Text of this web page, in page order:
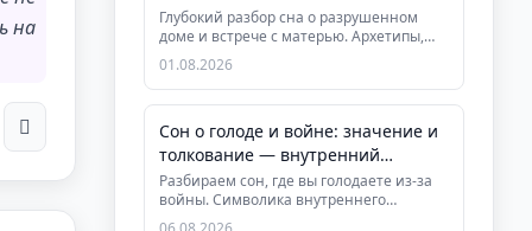
на
практика ОС
Глубокий разбор сна о разрушенном
доме и встрече с матерью. Архетипы,
когнитивные искажения, депресс...
01.08.2026
Сон о голоде и войне: значение и
толкование — внутренний
конфликт и поиск рес...
Разбираем сон, где вы голодаете из-за
войны. Символика внутреннего
конфликта и истощения. Практическ...